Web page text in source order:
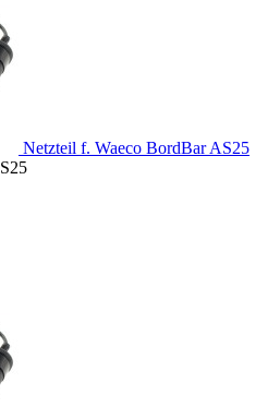
Netzteil f. Waeco BordBar AS25